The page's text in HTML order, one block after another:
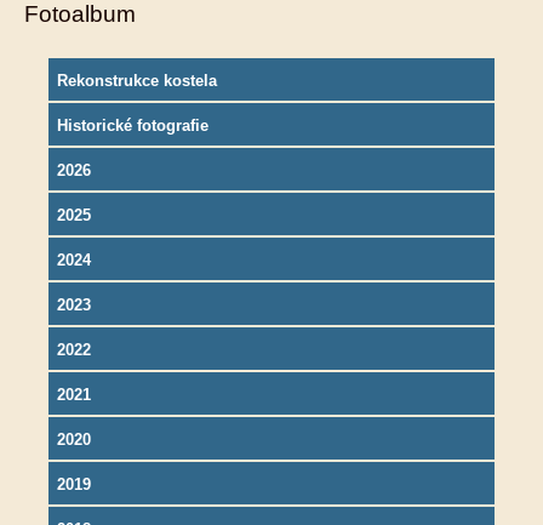
Fotoalbum
Rekonstrukce kostela
Historické fotografie
2026
2025
2024
2023
2022
2021
2020
2019